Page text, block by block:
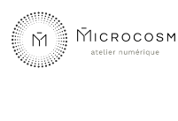
contenu